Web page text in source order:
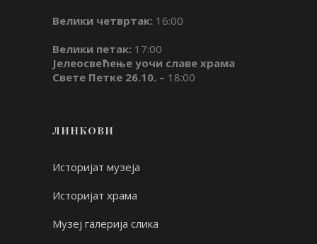
Велики четвртак: 16:00
Велики петак: 17:00
Јелеосвећење уочи славе храма
Свете Петке 26.10. – 18:00
ЛИНКОВИ
Историјат музеја
Историјат храма
Музеј галерија слика